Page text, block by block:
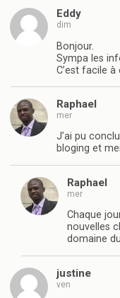
Eddy
dim
Bonjour.
Sympa les
C’est facile
Raphael
mer
J’ai pu
bloging et
Raphael
mer
Chaque
nouvelles
domaine
justine
ven